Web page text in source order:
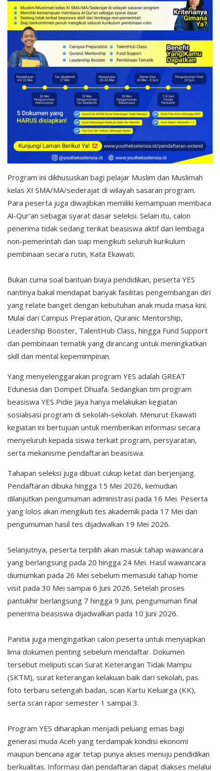
Program ini dikhususkan bagi pelajar Muslim dan Muslimah
kelas XI SMA/MA/sederajat di wilayah sasaran program.
Para peserta juga diwajibkan memiliki kemampuan membaca
Al-Qur’an sebagai syarat dasar seleksi. Selain itu, calon
penerima tidak sedang terikat beasiswa aktif dari lembaga
non-pemerintah dan siap mengikuti seluruh kurikulum
pembinaan secara rutin, Kata Ekawati.
Bukan cuma soal bantuan biaya pendidikan, peserta YES
nantinya bakal mendapat banyak fasilitas pengembangan diri
yang relate banget dengan kebutuhan anak muda masa kini.
Mulai dari Campus Preparation, Quranic Mentorship,
Leadership Booster, TalentHub Class, hingga Fund Support
dan pembinaan tematik yang dirancang untuk meningkatkan
skill dan mental kepemimpinan.
Yang menyelenggarakan program YES adalah GREAT
Edunesia dan Dompet Dhuafa. Sedangkan tim program
beasiswa YES Pidie Jaya hanya melakukan kegiatan
sosialisasi program di sekolah-sekolah. Menurut Ekawati
kegiatan ini bertujuan untuk memberikan informasi secara
menyeluruh kepada siswa terkait program, persyaratan,
serta mekanisme pendaftaran beasiswa.
Tahapan seleksi juga dibuat cukup ketat dan berjenjang.
Pendaftaran dibuka hingga 15 Mei 2026, kemudian
dilanjutkan pengumuman administrasi pada 16 Mei. Peserta
yang lolos akan mengikuti tes akademik pada 17 Mei dan
pengumuman hasil tes dijadwalkan 19 Mei 2026.
Selanjutnya, peserta terpilih akan masuk tahap wawancara
yang berlangsung pada 20 hingga 24 Mei. Hasil wawancara
diumumkan pada 26 Mei sebelum memasuki tahap home
visit pada 30 Mei sampai 6 Juni 2026. Setelah proses
pantukhir berlangsung 7 hingga 9 Juni, pengumuman final
penerima beasiswa dijadwalkan pada 10 Juni 2026.
Panitia juga mengingatkan calon peserta untuk menyiapkan
lima dokumen penting sebelum mendaftar. Dokumen
tersebut meliputi scan Surat Keterangan Tidak Mampu
(SKTM), surat keterangan kelakuan baik dari sekolah, pas
foto terbaru setengah badan, scan Kartu Keluarga (KK),
serta scan rapor semester 1 sampai 3.
Program YES diharapkan menjadi peluang emas bagi
generasi muda Aceh yang terdampak kondisi ekonomi
maupun bencana agar tetap punya akses menuju pendidikan
berkualitas. Informasi dan pendaftaran dapat diakses melalui